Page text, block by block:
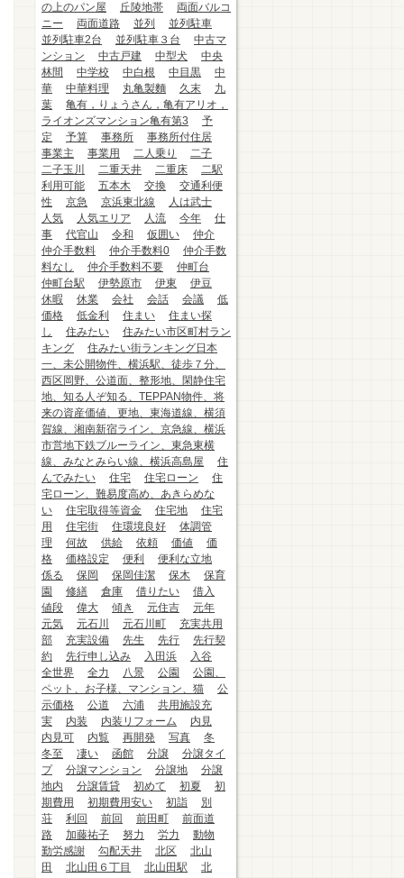
の上のパン屋
丘陵地帯
両面バルコ
ニー
両面道路 並列
並列駐車
並列駐車2台
並列駐車３台
中古マ
ンション
中古戸建 中型犬
中央
林間
中学校 中白根 中目黒
中
華
中華料理 丸亀製麵 久末
九
葉
亀有，りょうさん，亀有アリオ，
ライオンズマンション亀有第3
予
定
予算 事務所
事務所付住居
事業主
事業用 二人乗り
二子
二子玉川
二重天井 二重床
二駅
利用可能
五本木 交換
交通利便
性
京急 京浜東北線
人は武士
人気
人気エリア 人流 今年
仕
事
代官山 令和 仮囲い
仲介
仲介手数料
仲介手数料0
仲介手数
料なし
仲介手数料不要
仲町台
仲町台駅
伊勢原市 伊東
伊豆
休暇
休業 会社 会話 会議
低
価格
低金利 住まい
住まい探
し
住みたい
住みたい市区町村ラン
キング
住みたい街ランキング日本
一、未公開物件、横浜駅、徒歩７分、
西区岡野、公道面、整形地、閑静住宅
地、知る人ぞ知る、TEPPAN物件、将
来の資産価値、更地、東海道線、横須
賀線、湘南新宿ライン、京急線、横浜
市営地下鉄ブルーライン、東急東横
線、みなとみらい線、横浜高島屋
住
んでみたい
住宅 住宅ローン
住
宅ローン、難易度高め、あきらめな
い
住宅取得等資金 住宅地
住宅
用
住宅街 住環境良好
体調管
理
何故 供給 依頼 価値
価
格
価格設定 便利
便利な立地
係る
保岡 保岡佳潔 保木
保育
園
修繕 倉庫 借りたい
借入
値段
偉大 傾き 元住吉
元年
元気
元石川 元石川町
充実共用
部
充実設備 先生 先行
先行契
約
先行申し込み 入田浜
入谷
全世界
全力 八景 公園
公園、
ペット、お子様、マンション、猫
公
示価格
公道 六浦
共用施設充
実
内装 内装リフォーム
内見
内見可
内覧 再開発 写真
冬
冬至
凄い 函館 分譲
分譲タイ
プ
分譲マンション 分譲地
分譲
地内
分譲賃貸 初めて 初夏
初
期費用
初期費用安い 初詣
別
荘
利回 前回 前田町
前面道
路
加藤祐子 努力 労力
動物
勤労感謝
勾配天井 北区
北山
田
北山田６丁目 北山田駅
北